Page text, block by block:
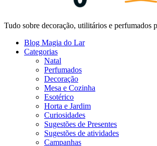
Tudo sobre decoração, utilitários e perfumados
Blog Magia do Lar
Categorias
Natal
Perfumados
Decoração
Mesa e Cozinha
Esotérico
Horta e Jardim
Curiosidades
Sugestões de Presentes
Sugestões de atividades
Campanhas